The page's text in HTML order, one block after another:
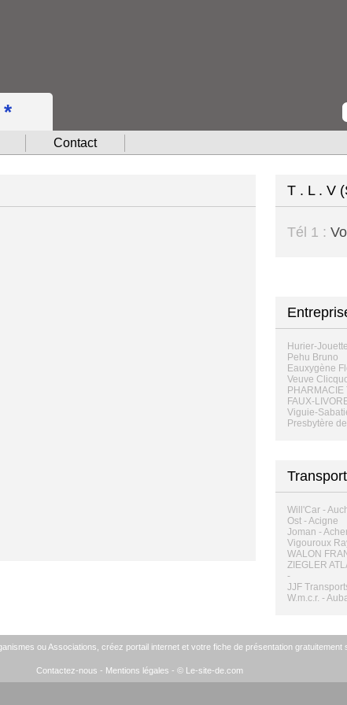
Contact
T . L . V
Tél 1 :
Hurier-
Pehu Bruno
Eauxygène
Veuve
PHARMACIE
FAUX-
Viguie-
Presbytère
Will'Car -
Ost - Acigne
Joman -
Vigouroux
WALON
ZIEGLER
-
JJF
W.m.c.r. -
ou Associations, créez portail internet et votre fiche de présentation gratuitement
Contactez-nous - Mentions légales - © Le-site-de.com